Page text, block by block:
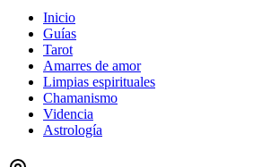
Inicio
Guías
Tarot
Amarres de amor
Limpias espirituales
Chamanismo
Videncia
Astrología